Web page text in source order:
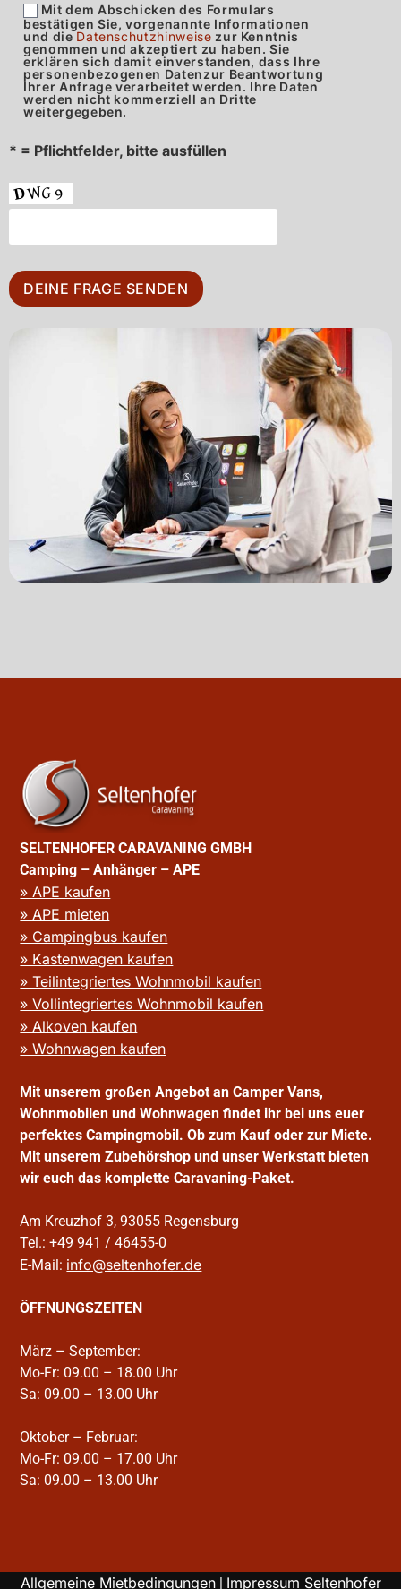
Mit dem Abschicken des Formulars
bestätigen Sie, vorgenannte Informationen
und dieDatenschutzhinweise zur Kenntnis
genommen und akzeptiert zu haben. Sie
erklären sich damit einverstanden, dass Ihre
personenbezogenen Datenzur Beantwortung
Ihrer Anfrage verarbeitet werden. Ihre Daten
werden nicht kommerziell an Dritte
weitergegeben.
* = Pflichtfelder, bitte ausfüllen
SELTENHOFER CARAVANING GMBH
Camping – Anhänger – APE
» APE kaufen
» APE mieten
» Campingbus kaufen
» Kastenwagen kaufen
» Teilintegriertes Wohnmobil kaufen
» Vollintegriertes Wohnmobil kaufen
» Alkoven kaufen
» Wohnwagen kaufen
Mit unserem großen Angebot an Camper Vans,
Wohnmobilen und Wohnwagen findet ihr bei uns euer
perfektes Campingmobil. Ob zum Kauf oder zur Miete.
Mit unserem Zubehörshop und unser Werkstatt bieten
wir euch das komplette Caravaning-Paket.
Am Kreuzhof 3, 93055 Regensburg
Tel.: +49 941 / 46455-0
E-Mail: info@seltenhofer.de
ÖFFNUNGSZEITEN
März – September:
Mo-Fr: 09.00 – 18.00 Uhr
Sa: 09.00 – 13.00 Uhr
Oktober – Februar:
Mo-Fr: 09.00 – 17.00 Uhr
Sa: 09.00 – 13.00 Uhr
Allgemeine Mietbedingungen| Impressum Seltenhofer